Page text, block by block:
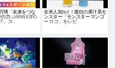
博「未来をつな
力 -JAPAN ESPO
」ス…
全米人気No1！最狂の果汁系モ
ンスター「モンスター マンゴ
ー ロコ」をレビ…